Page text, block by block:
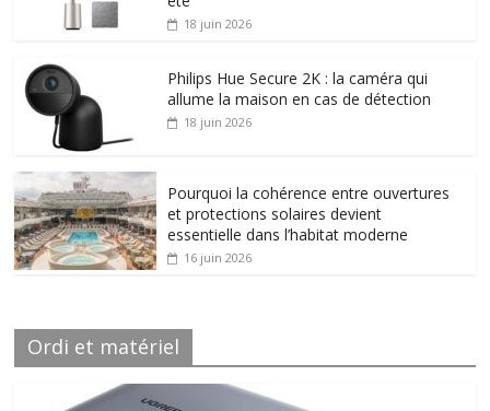
18 juin 2026
Philips Hue Secure 2K : la caméra qui
allume la maison en cas de détection
18 juin 2026
Pourquoi la cohérence entre ouvertures
et protections solaires devient
essentielle dans l’habitat moderne
16 juin 2026
Ordi et matériel